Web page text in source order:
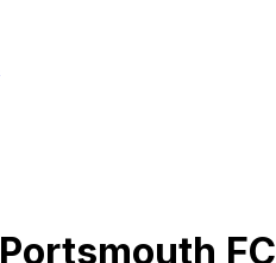
Portsmouth FC